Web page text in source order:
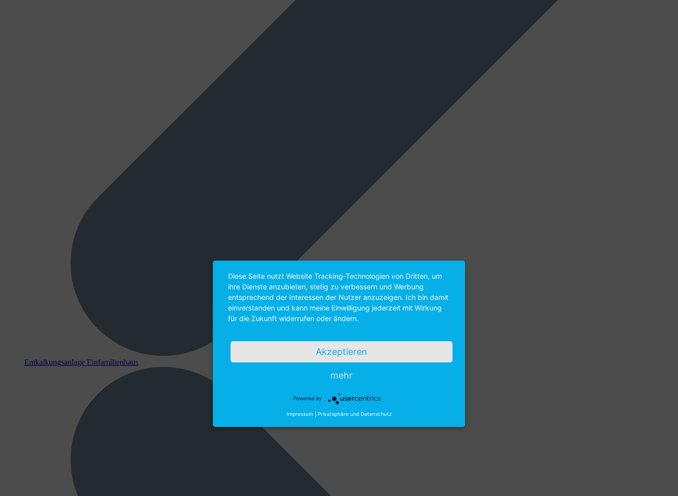
Entkalkungsanlage Einfamilienhaus
Diese Seite nutzt Website Tracking-Technologien von Dritten, um
ihre Dienste anzubieten, stetig zu verbessern und Werbung
entsprechend der Interessen der Nutzer anzuzeigen. Ich bin damit
einverstanden und kann meine Einwilligung jederzeit mit Wirkung
für die Zukunft widerrufen oder ändern.
Akzeptieren
mehr
Powered by
Impressum Privatsphäre und Datenschutz